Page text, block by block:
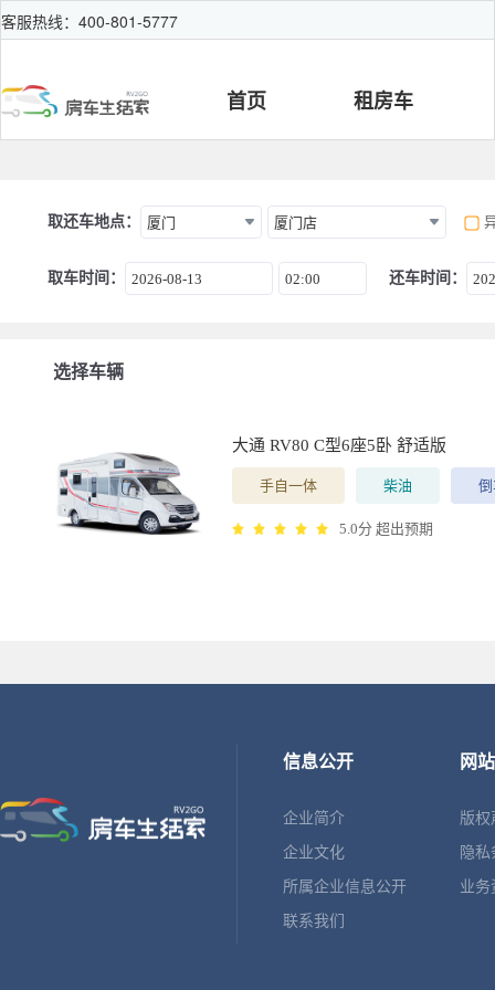
客服热线：400-801-5777
首页 租房车
取还车地点： 厦门 厦门店
取车时间： 2026-08-13 02:00 还车时间：
选择车辆
大通 RV80 C型6座5卧 舒适版
手自一体 柴油
5.0分 超出预期
信息公开
企业简介
企业文化
所属企业信息公开
联系我们
网
版
隐
业